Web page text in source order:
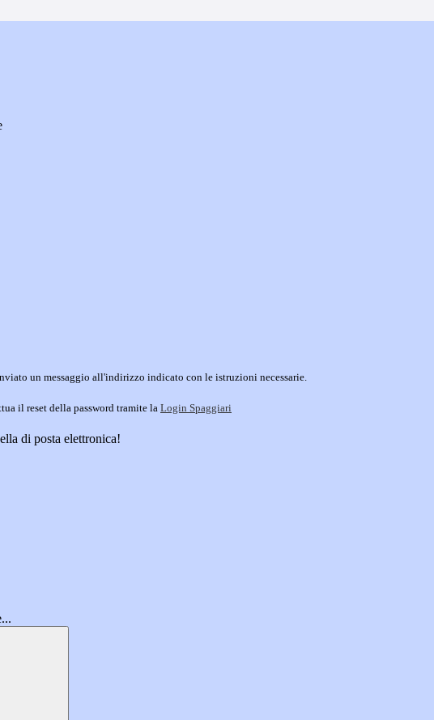
un messaggio all'indirizzo indicato con le istruzioni necessarie.
il reset della password tramite la Login Spaggiari
di posta elettronica!